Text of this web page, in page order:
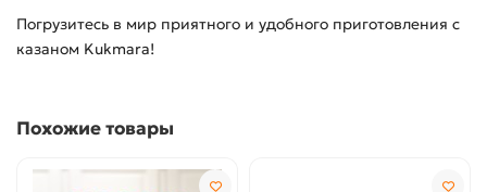
Погрузитесь в мир приятного и удобного приготовления с
казаном Kukmara!
Похожие товары